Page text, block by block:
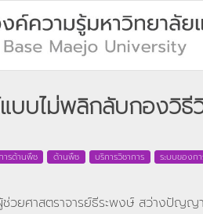
บไม่พลิกลับกองวิธี
ารด้านพืช ด้านพืช บริการวิชาการ ระบบของก
ช่วยศาสตราจารย์ธีระพงษ์ สว่างปัญญ